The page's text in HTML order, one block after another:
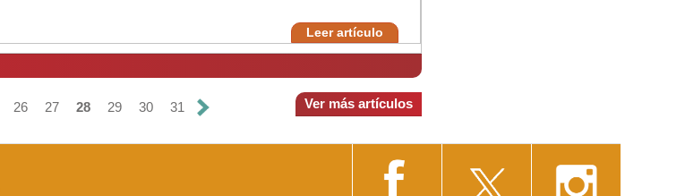
Leer artículo
26 27 28 29 30 31 Ver más artículos